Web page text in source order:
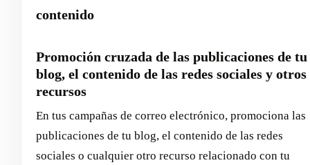
contenido
Promoción cruzada de las publicaciones de tu
blog, el contenido de las redes sociales y otros
recursos
En tus campañas de correo electrónico, promociona las
publicaciones de tu blog, el contenido de las redes
sociales o cualquier otro recurso relacionado con tu